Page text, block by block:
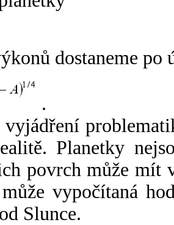
dostaneme po
.
Planetky
povrch může mít
vypočítaná
Slunce.